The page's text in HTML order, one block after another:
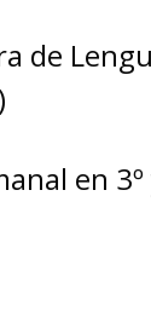
de
en 3º